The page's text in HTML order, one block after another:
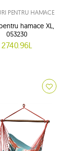
PENTRU HAMACE
hamace XL,
053230
2740.96L